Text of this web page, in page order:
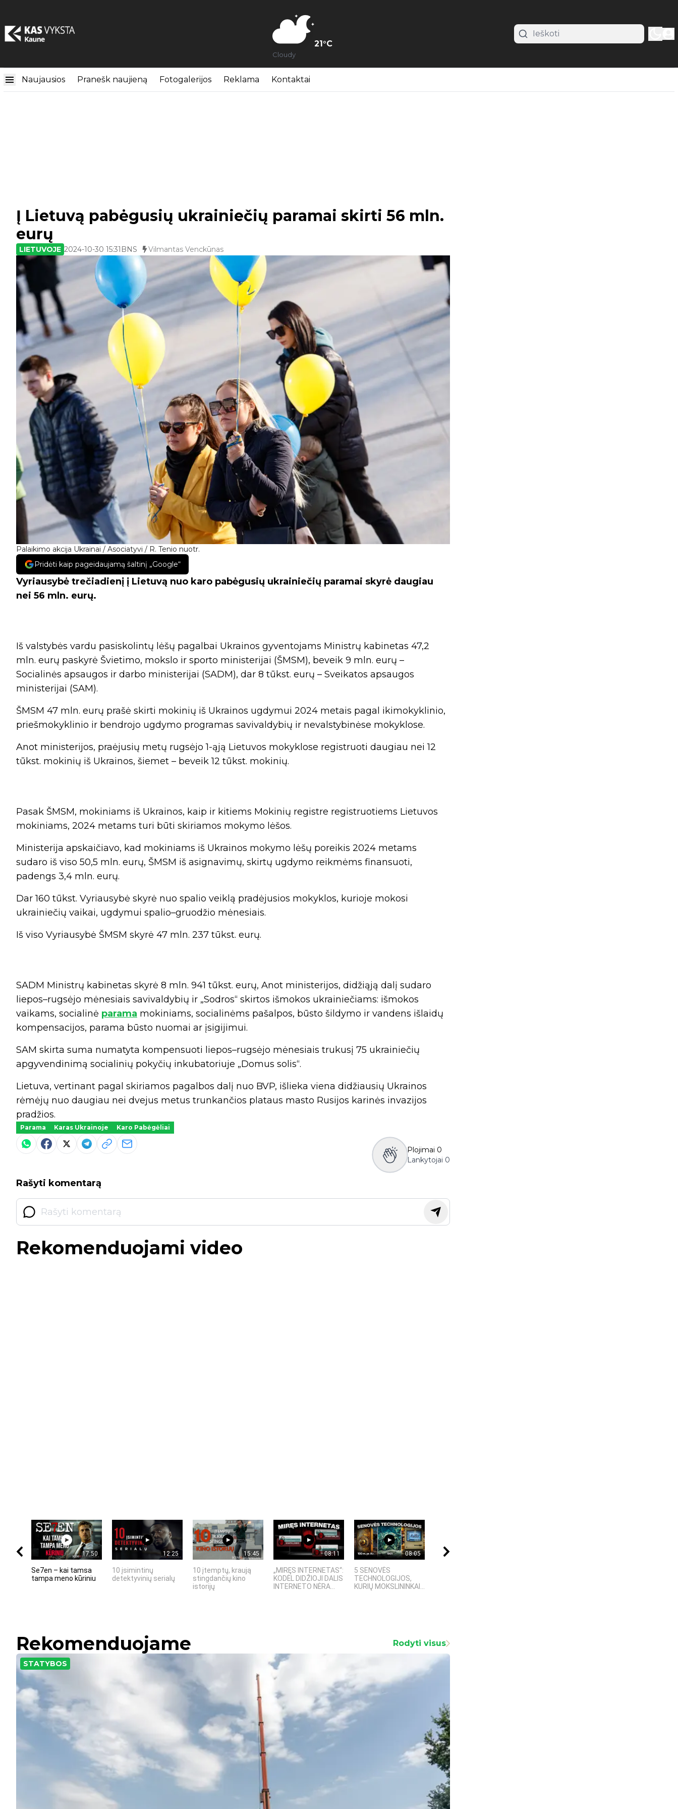
21°C
Cloudy
Naujausios Pranešk naujieną Fotogalerijos Reklama Kontaktai
Palaikimo akcija Ukrainai / Asociatyvi / R. Tenio nuotr.
Į Lietuvą pabėgusių ukrainiečių paramai skirti 56 mln.
eurų
LIETUVOJE 2024-10-30 15:31 BNS Vilmantas Venckūnas
Pridėti kaip pageidaujamą šaltinį „Google“
Vyriausybė trečiadienį į Lietuvą nuo karo pabėgusių ukrainiečių paramai skyrė daugiau
nei 56 mln. eurų.
Iš valstybės vardu pasiskolintų lėšų pagalbai Ukrainos gyventojams Ministrų kabinetas 47,2
mln. eurų paskyrė Švietimo, mokslo ir sporto ministerijai (ŠMSM), beveik 9 mln. eurų –
Socialinės apsaugos ir darbo ministerijai (SADM), dar 8 tūkst. eurų – Sveikatos apsaugos
ministerijai (SAM).
ŠMSM 47 mln. eurų prašė skirti mokinių iš Ukrainos ugdymui 2024 metais pagal ikimokyklinio,
priešmokyklinio ir bendrojo ugdymo programas savivaldybių ir nevalstybinėse mokyklose.
Anot ministerijos, praėjusių metų rugsėjo 1-ąją Lietuvos mokyklose registruoti daugiau nei 12
tūkst. mokinių iš Ukrainos, šiemet – beveik 12 tūkst. mokinių.
Pasak ŠMSM, mokiniams iš Ukrainos, kaip ir kitiems Mokinių registre registruotiems Lietuvos
mokiniams, 2024 metams turi būti skiriamos mokymo lėšos.
Ministerija apskaičiavo, kad mokiniams iš Ukrainos mokymo lėšų poreikis 2024 metams
sudaro iš viso 50,5 mln. eurų, ŠMSM iš asignavimų, skirtų ugdymo reikmėms finansuoti,
padengs 3,4 mln. eurų.
Dar 160 tūkst. Vyriausybė skyrė nuo spalio veiklą pradėjusios mokyklos, kurioje mokosi
ukrainiečių vaikai, ugdymui spalio–gruodžio mėnesiais.
Iš viso Vyriausybė ŠMSM skyrė 47 mln. 237 tūkst. eurų.
SADM Ministrų kabinetas skyrė 8 mln. 941 tūkst. eurų, Anot ministerijos, didžiąją dalį sudaro
liepos–rugsėjo mėnesiais savivaldybių ir „Sodros“ skirtos išmokos ukrainiečiams: išmokos
vaikams, socialinė parama mokiniams, socialinėms pašalpos, būsto šildymo ir vandens išlaidų
kompensacijos, parama būsto nuomai ar įsigijimui.
SAM skirta suma numatyta kompensuoti liepos–rugsėjo mėnesiais trukusį 75 ukrainiečių
apgyvendinimą socialinių pokyčių inkubatoriuje „Domus solis“.
Lietuva, vertinant pagal skiriamos pagalbos dalį nuo BVP, išlieka viena didžiausių Ukrainos
rėmėjų nuo daugiau nei dvejus metus trunkančios plataus masto Rusijos karinės invazijos
pradžios.
Parama Karas Ukrainoje Karo Pabėgėliai
Plojimai 0
Lankytojai 0
Rašyti komentarą
Rekomenduojami video
17:50
Se7en – kai tamsa
tampa meno kūriniu
12:25
10 įsimintinų
detektyvinių serialų
15:45
10 įtemptų, kraują
stingdančių kino
istorijų
08:11
„MIRĘS INTERNETAS“:
KODĖL DIDŽIOJI DALIS
INTERNETO NĖRA...
08:05
5 SENOVĖS
TECHNOLOGIJOS,
KURIŲ MOKSLININKAI...
Rekomenduojame Rodyti visus
STATYBOS